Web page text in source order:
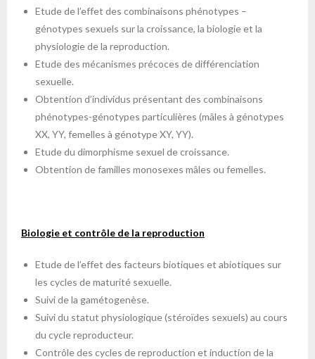
Etude de l’effet des combinaisons phénotypes –
génotypes sexuels sur la croissance, la biologie et la
physiologie de la reproduction.
Etude des mécanismes précoces de différenciation
sexuelle.
Obtention d’individus présentant des combinaisons
phénotypes-génotypes particulières (mâles à génotypes
XX, YY, femelles à génotype XY, YY).
Etude du dimorphisme sexuel de croissance.
Obtention de familles monosexes mâles ou femelles.
Biologie et contrôle de la reproduction
Etude de l’effet des facteurs biotiques et abiotiques sur
les cycles de maturité sexuelle.
Suivi de la gamétogenèse.
Suivi du statut physiologique (stéroïdes sexuels) au cours
du cycle reproducteur.
Contrôle des cycles de reproduction et induction de la